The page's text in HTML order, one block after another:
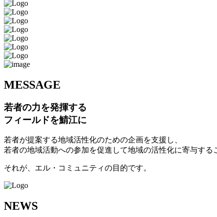
MESSAGE
若者の力を発揮する
フィールドを鯖江に
若者が提案する地域活性化のための企画を支援し、
若者の地域活動への参加を促進して地域の活性化に寄与する
それが、エル・コミュニティの目的です。
NEWS